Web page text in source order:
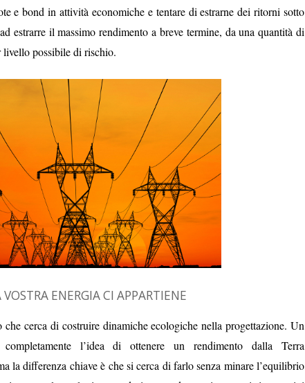
e bond in attività economiche e tentare di estrarne dei ritorni sotto
estrarre il massimo rendimento a breve termine, da una quantità di
possibile di rischio.
ENERGIA CI APPARTIENE
cerca di costruire dinamiche ecologiche nella progettazione. Un
l’idea di ottenere un rendimento dalla Terra
la differenza chiave è che si cerca di farlo senza minare l’equilibrio